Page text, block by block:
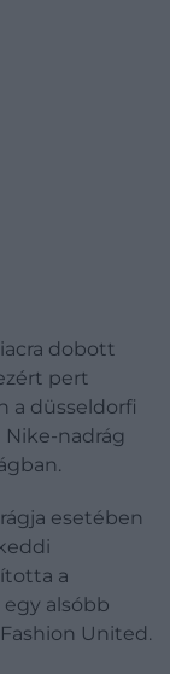
dobott
pert
a düsseldorfi
nadrág
esetében
a
alsóbb
United.